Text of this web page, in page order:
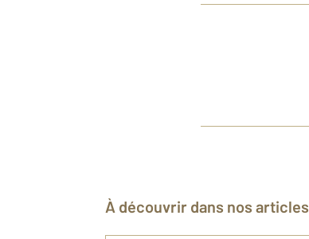
À découvrir dans nos articles